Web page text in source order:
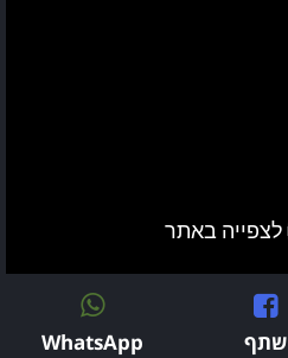
שתף WhatsApp